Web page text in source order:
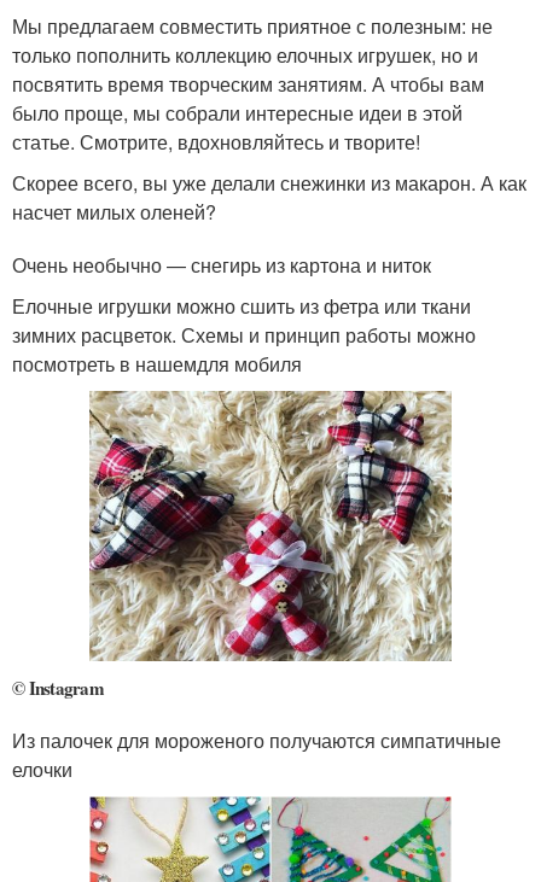
Мы предлагаем совместить приятное с полезным: не
только пополнить коллекцию елочных игрушек, но и
посвятить время творческим занятиям. А чтобы вам
было проще, мы собрали интересные идеи в этой
статье. Смотрите, вдохновляйтесь и творите!
Скорее всего, вы уже делали снежинки из макарон. А как
насчет милых оленей?
Очень необычно — снегирь из картона и ниток
Елочные игрушки можно сшить из фетра или ткани
зимних расцветок. Схемы и принцип работы можно
посмотреть в нашемдля мобиля
© Instagram
Из палочек для мороженого получаются симпатичные
елочки